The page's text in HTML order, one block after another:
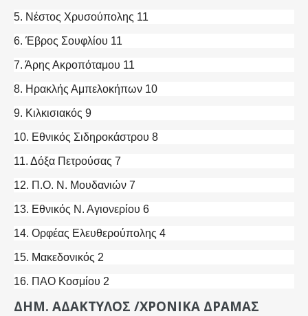
5. Νέστος Χρυσούπολης 11
6. Έβρος Σουφλίου 11
7. Άρης Ακροπόταμου 11
8. Ηρακλής Αμπελοκήπων 10
9. Κιλκισιακός 9
10. Εθνικός Σιδηροκάστρου 8
11. Δόξα Πετρούσας 7
12. Π.Ο. Ν. Μουδανιών 7
13. Εθνικός Ν. Αγιονερίου 6
14. Ορφέας Ελευθερούπολης 4
15. Μακεδονικός 2
16. ΠΑΟ Κοσμίου 2
ΔΗΜ. ΑΔΑΚΤΥΛΟΣ /ΧΡΟΝΙΚΑ ΔΡΑΜΑΣ